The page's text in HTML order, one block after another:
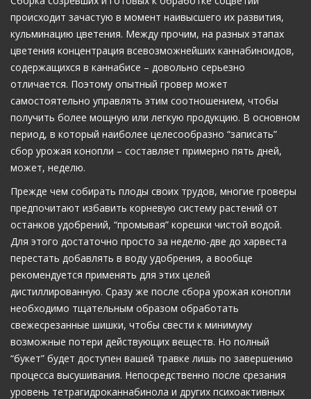
происходит зачастую в момент наивысшего их развития,
кульминацию цветения. Между прочим, на разных этапах
цветения концентрация всевозможнейших каннабиноидов,
содержащихся в каннабисе – довольно серьезно
отличается. Поэтому опытный гровер может
самостоятельно управлять этим соотношением, чтобы
получить более мощную или легкую продукцию. В основном
период, в который наиболее целесообразно “записать”
сбор урожая конопли – составляет примерно пять дней,
может, неделю.
Прежде чем собирать плоды своих трудов, многие гроверы
предпочитают избавить корневую систему растений от
останков удобрений, “промывая” корешки чистой водой.
Для этого достаточно просто за неделю-две до харвеста
перестать добавлять в воду удобрения, а вообще
рекомендуется применять для этих целей
дистиллированную. Сразу же после сбора урожая конопли
необходимо тщательным образом обработать
свежесрезанные шишки, чтобы свести к минимуму
возможные потери действующих веществ. Но полный
“букет” будет доступен вашей травке лишь по завершению
процесса высушивания. Непосредственно после срезания
уровень тетрагидроканнабинола и других психоактивных